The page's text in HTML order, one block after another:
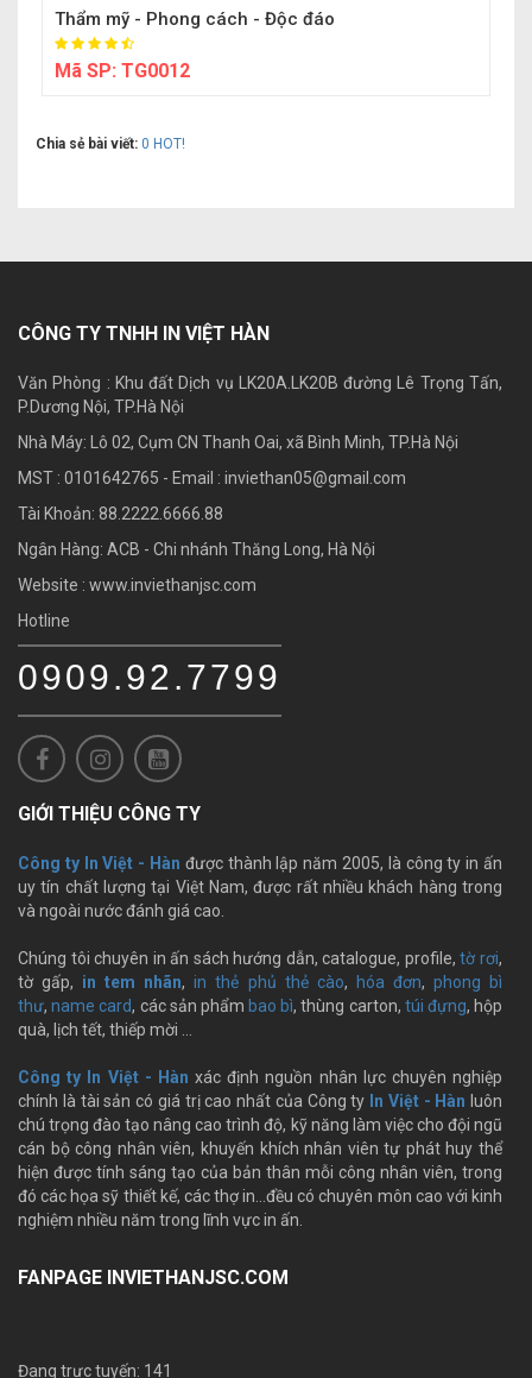
Thẩm mỹ - Phong cách - Độc đáo
Mã SP: TG0012
Chia sẻ bài viết: 0 HOT!
CÔNG TY TNHH IN VIỆT HÀN
Văn Phòng : Khu đất Dịch vụ LK20A.LK20B đường Lê Trọng Tấn,
P.Dương Nội, TP.Hà Nội
Nhà Máy: Lô 02, Cụm CN Thanh Oai, xã Bình Minh, TP.Hà Nội
MST : 0101642765 - Email : inviethan05@gmail.com
Tài Khoản: 88.2222.6666.88
Ngân Hàng: ACB - Chi nhánh Thăng Long, Hà Nội
Website : www.inviethanjsc.com
Hotline
0909.92.7799
GIỚI THIỆU CÔNG TY
Công ty In Việt - Hàn được thành lập năm 2005, là công ty in ấn
uy tín chất lượng tại Việt Nam, được rất nhiều khách hàng trong
và ngoài nước đánh giá cao.
Chúng tôi chuyên in ấn sách hướng dẫn, catalogue, profile,tờ rơi,
tờ gấp, in tem nhãn,in thẻ phủ thẻ cào, hóa đơn, phong bì
thư,name card, các sản phẩm bao bì, thùng carton, túi đựng, hộp
quà, lịch tết, thiếp mời …
Công ty In Việt - Hàn xác định nguồn nhân lực chuyên nghiệp
chính là tài sản có giá trị cao nhất của Công ty In Việt - Hàn luôn
chú trọng đào tạo nâng cao trình độ, kỹ năng làm việc cho đội ngũ
cán bộ công nhân viên, khuyến khích nhân viên tự phát huy thể
hiện được tính sáng tạo của bản thân mỗi công nhân viên, trong
đó các họa sỹ thiết kế, các thợ in…đều có chuyên môn cao với kinh
nghiệm nhiều năm trong lĩnh vực in ấn.
FANPAGE INVIETHANJSC.COM
Đang trực tuyến: 141